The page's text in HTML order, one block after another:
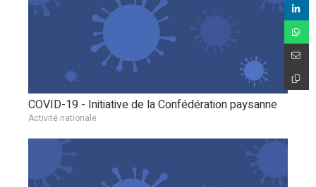
COVID-19 - Initiative de la Confédération paysanne
Activité nationale